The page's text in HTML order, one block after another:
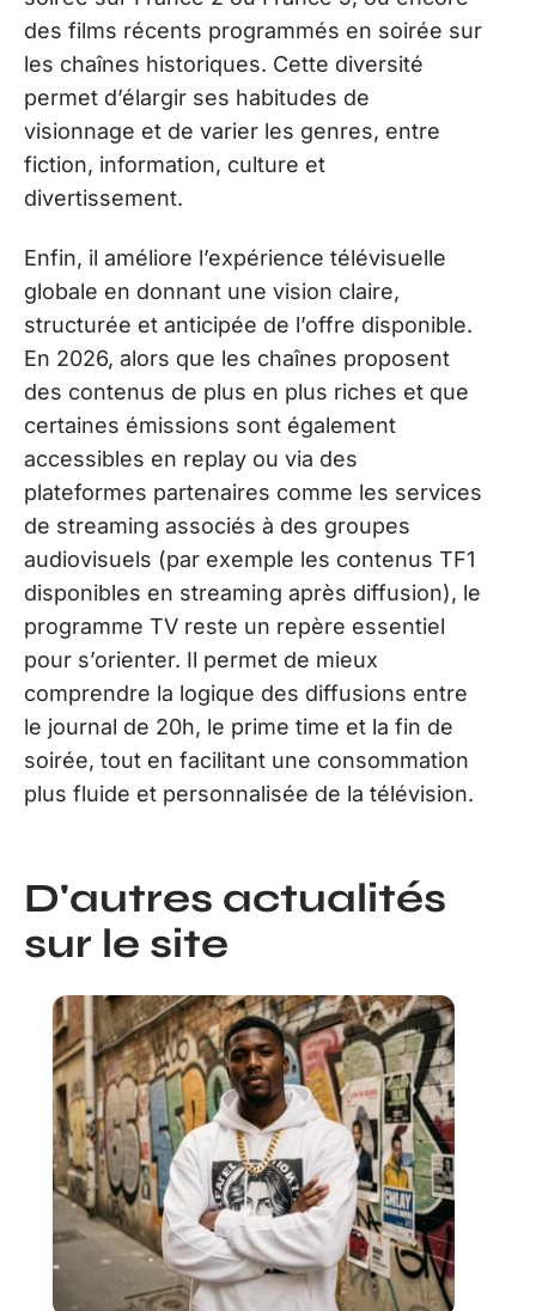
des films récents programmés en soirée sur
les chaînes historiques. Cette diversité
permet d’élargir ses habitudes de
visionnage et de varier les genres, entre
fiction, information, culture et
divertissement.
Enfin, il améliore l’expérience télévisuelle
globale en donnant une vision claire,
structurée et anticipée de l’offre disponible.
En 2026, alors que les chaînes proposent
des contenus de plus en plus riches et que
certaines émissions sont également
accessibles en replay ou via des
plateformes partenaires comme les services
de streaming associés à des groupes
audiovisuels (par exemple les contenus TF1
disponibles en streaming après diffusion), le
programme TV reste un repère essentiel
pour s’orienter. Il permet de mieux
comprendre la logique des diffusions entre
le journal de 20h, le prime time et la fin de
soirée, tout en facilitant une consommation
plus fluide et personnalisée de la télévision.
D'autres actualités
sur le site